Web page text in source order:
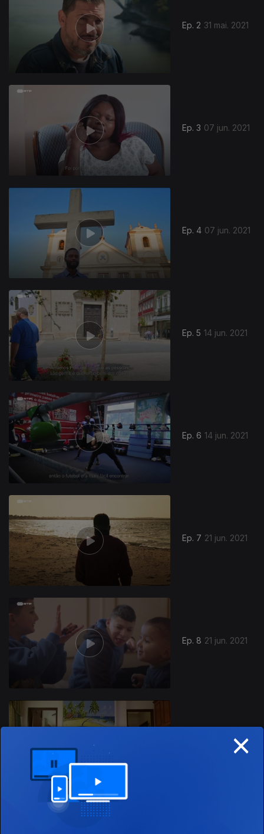
Ep. 2 31 mai. 2021
Ep. 3 07 jun. 2021
Ep. 4 07 jun. 2021
Ep. 5 14 jun. 2021
Ep. 6 14 jun. 2021
Ep. 7 21 jun. 2021
Ep. 8 21 jun. 2021
28 jun. 2021
×